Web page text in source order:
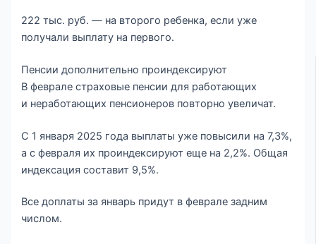
222 тыс. руб. — на второго ребенка, если уже
получали выплату на первого.
Пенсии дополнительно проиндексируют
В феврале страховые пенсии для работающих
и неработающих пенсионеров повторно увеличат.
С 1 января 2025 года выплаты уже повысили на 7,3%,
а с февраля их проиндексируют еще на 2,2%. Общая
индексация составит 9,5%.
Все доплаты за январь придут в феврале задним
числом.